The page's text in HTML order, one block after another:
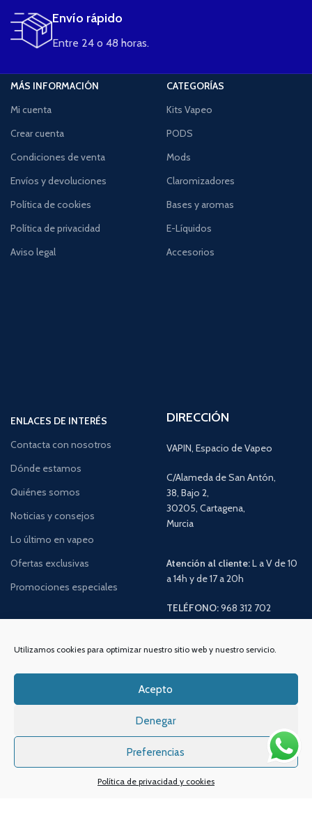
Utilizamos cookies para optimizar nuestro sitio web y nuestro servicio.
Acepto
Denegar
Preferencias
Política de privacidad y cookies
Envío rápido
Entre 24 o 48 horas.
MÁS INFORMACIÓN
Mi cuenta
Crear cuenta
Condiciones de venta
Envíos y devoluciones
Política de cookies
Política de privacidad
Aviso legal
CATEGORÍAS
Kits Vapeo
PODS
Mods
Claromizadores
Bases y aromas
E-Líquidos
Accesorios
ENLACES DE INTERÉS
Contacta con nosotros
Dónde estamos
Quiénes somos
Noticias y consejos
Lo último en vapeo
Ofertas exclusivas
Promociones especiales
DIRECCIÓN
VAPIN, Espacio de Vapeo
C/Alameda de San Antón,
38, Bajo 2,
30205, Cartagena,
Murcia
Atención al cliente:L a V de 10
a 14h y de 17 a 20h
TELÉFONO:968 312 702
WATSSAPP:601 30 58 28